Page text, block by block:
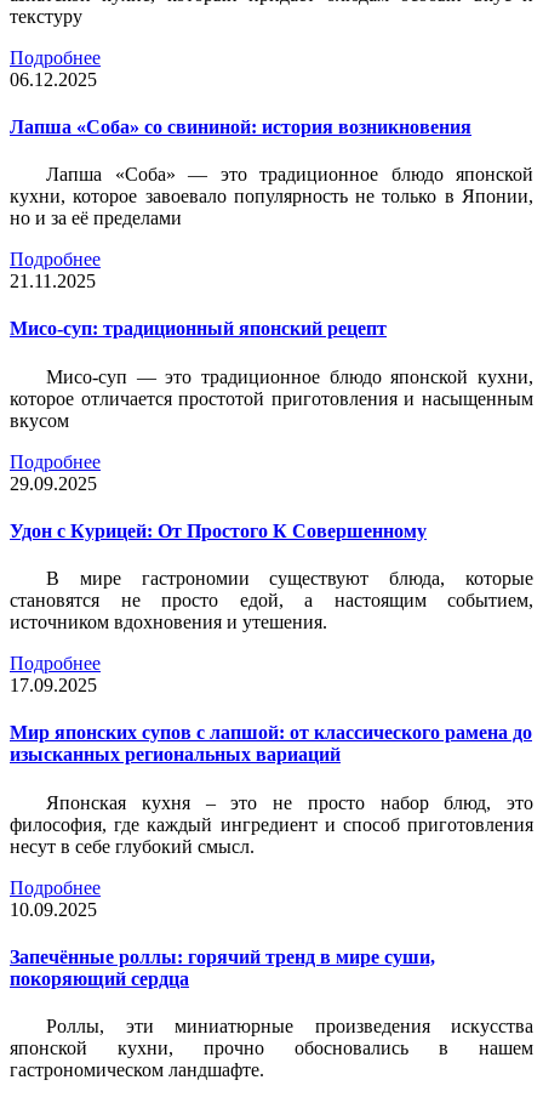
текстуру
Подробнее
06.12.2025
Лапша «Соба» со свининой: история возникновения
Лапша «Соба» — это традиционное блюдо японской
кухни, которое завоевало популярность не только в Японии,
но и за её пределами
Подробнее
21.11.2025
Мисо-суп: традиционный японский рецепт
Мисо-суп — это традиционное блюдо японской кухни,
которое отличается простотой приготовления и насыщенным
вкусом
Подробнее
29.09.2025
Удон с Курицей: От Простого К Совершенному
В мире гастрономии существуют блюда, которые
становятся не просто едой, а настоящим событием,
источником вдохновения и утешения.
Подробнее
17.09.2025
Мир японских супов с лапшой: от классического рамена до
изысканных региональных вариаций
Японская кухня – это не просто набор блюд, это
философия, где каждый ингредиент и способ приготовления
несут в себе глубокий смысл.
Подробнее
10.09.2025
Запечённые роллы: горячий тренд в мире суши,
покоряющий сердца
Роллы, эти миниатюрные произведения искусства
японской кухни, прочно обосновались в нашем
гастрономическом ландшафте.